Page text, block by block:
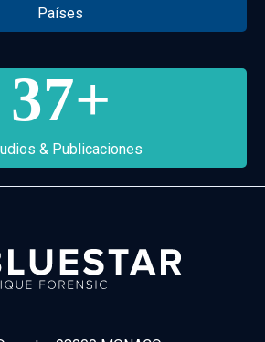
Países
37+
& Publicaciones